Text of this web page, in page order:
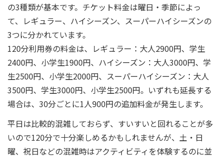
の3種類が基本です。チケット料金は曜日・季節によっ
て、レギュラー、ハイシーズン、スーパーハイシーズンの
3つに分かれています。
120分利用券の料金は、レギュラー：大人2900円、学生
2400円、小学生1900円、ハイシーズン：大人3000円、学
生2500円、小学生2000円、スーパーハイシーズン：大人
3500円、学生3000円、小学生2500円。いずれも延長する
場合は、30分ごとに1人900円の追加料金が発生します。
平日は比較的混雑しておらず、すいすいと回れることが多
いので120分で十分楽しめるかもしれませんが、土・日
曜、祝日などの混雑時はアクティビティを体験するのに並